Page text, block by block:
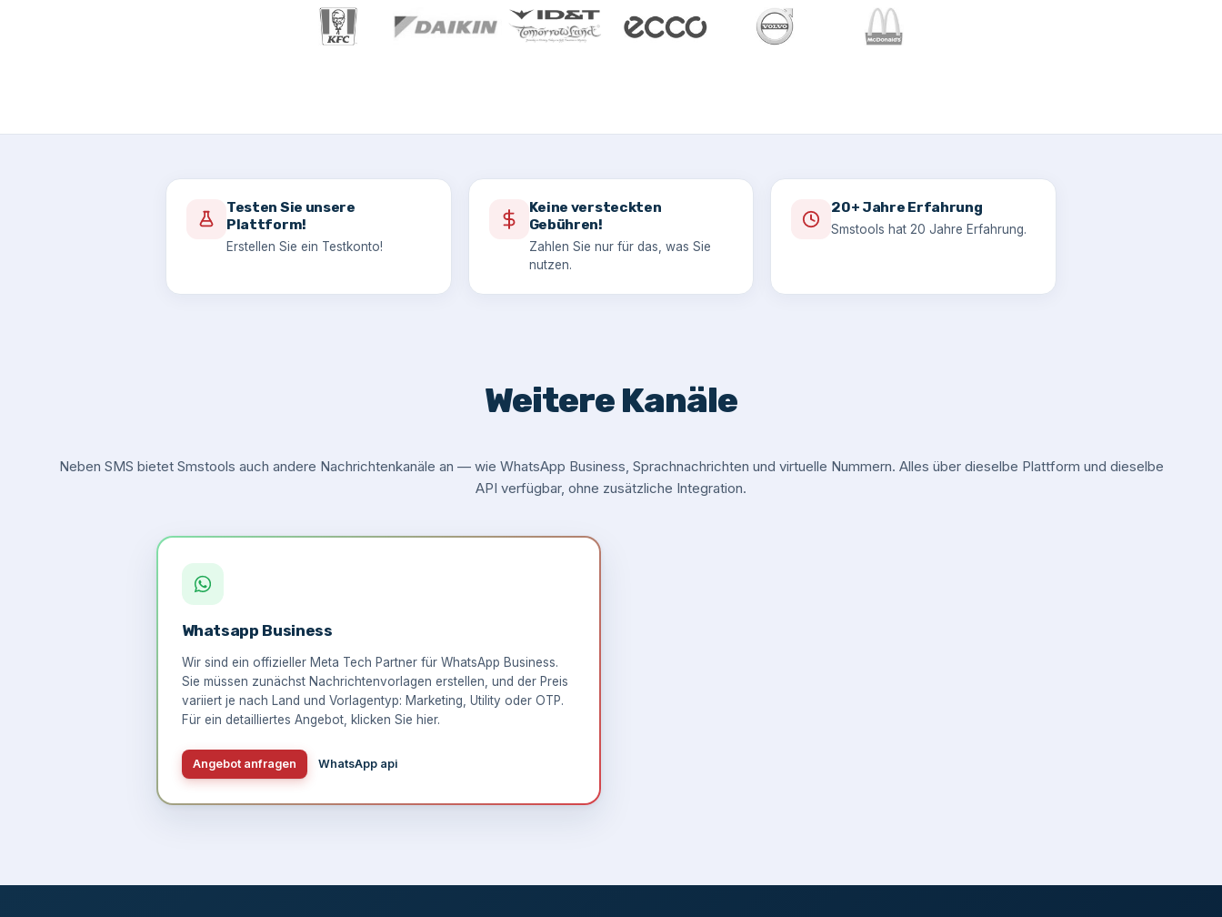
Testen Sie unsere
Plattform!
Erstellen Sie ein Testkonto!
Keine versteckten
Gebühren!
Zahlen Sie nur für das, was Sie
nutzen.
20+ Jahre Erfahrung
Smstools hat 20 Jahre Erfahrung.
Weitere Kanäle
Neben SMS bietet Smstools auch andere Nachrichtenkanäle an — wie WhatsApp Business, Sprachnachrichten und virtuelle Nummern. Alles über dieselbe Plattform und dieselbe
API verfügbar, ohne zusätzliche Integration.
Whatsapp Business
Wir sind ein offizieller Meta Tech Partner für WhatsApp Business.
Sie müssen zunächst Nachrichtenvorlagen erstellen, und der Preis
variiert je nach Land und Vorlagentyp: Marketing, Utility oder OTP.
Für ein detailliertes Angebot, klicken Sie hier.
Angebot anfragen WhatsApp api